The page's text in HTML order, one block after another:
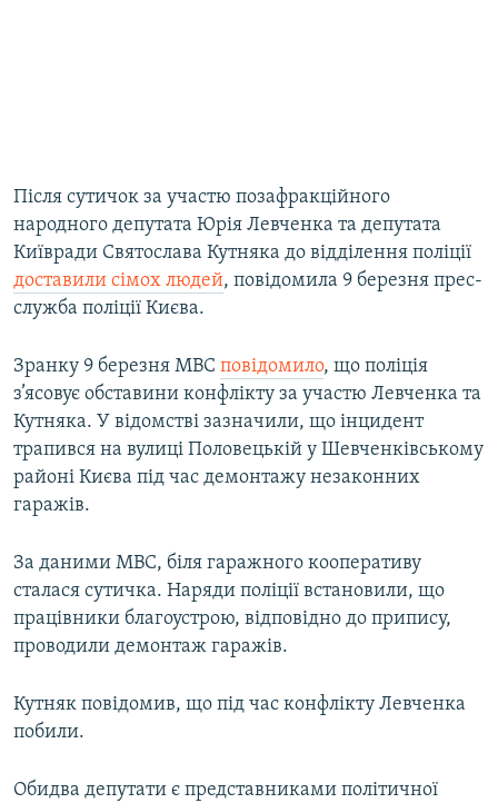
Після сутичок за участю позафракційного
народного депутата Юрія Левченка та депутата
Київради Святослава Кутняка до відділення поліції
доставили сімох людей, повідомила 9 березня прес-
служба поліції Києва.
Зранку 9 березня МВС повідомило, що поліція
з’ясовує обставини конфлікту за участю Левченка та
Кутняка. У відомстві зазначили, що інцидент
трапився на вулиці Половецькій у Шевченківському
районі Києва під час демонтажу незаконних
гаражів.
За даними МВС, біля гаражного кооперативу
сталася сутичка. Наряди поліції встановили, що
працівники благоустрою, відповідно до припису,
проводили демонтаж гаражів.
Кутняк повідомив, що під час конфлікту Левченка
побили.
Обидва депутати є представниками політичної